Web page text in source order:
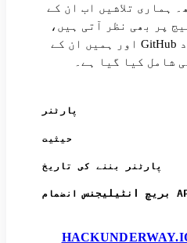
ہماری تلاشیں اب ان کے
پر بھی نظر آتی ہیں،
اور ہمیں ان کے GitHub پر موجود WhatsOSINT
شامل کیا گیا ہے۔
پارٹنر
حیثیت
پارٹنر بننے کی تاریخ
انضمام